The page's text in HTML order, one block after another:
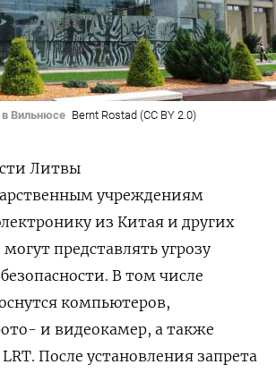
Вильнюсе Bernt Rostad (CC BY 2.0)
Литвы
учреждениям
из Китая и других
представлять угрозу
В том числе
компьютеров,
и видеокамер, а также
LRT. После установления запрета